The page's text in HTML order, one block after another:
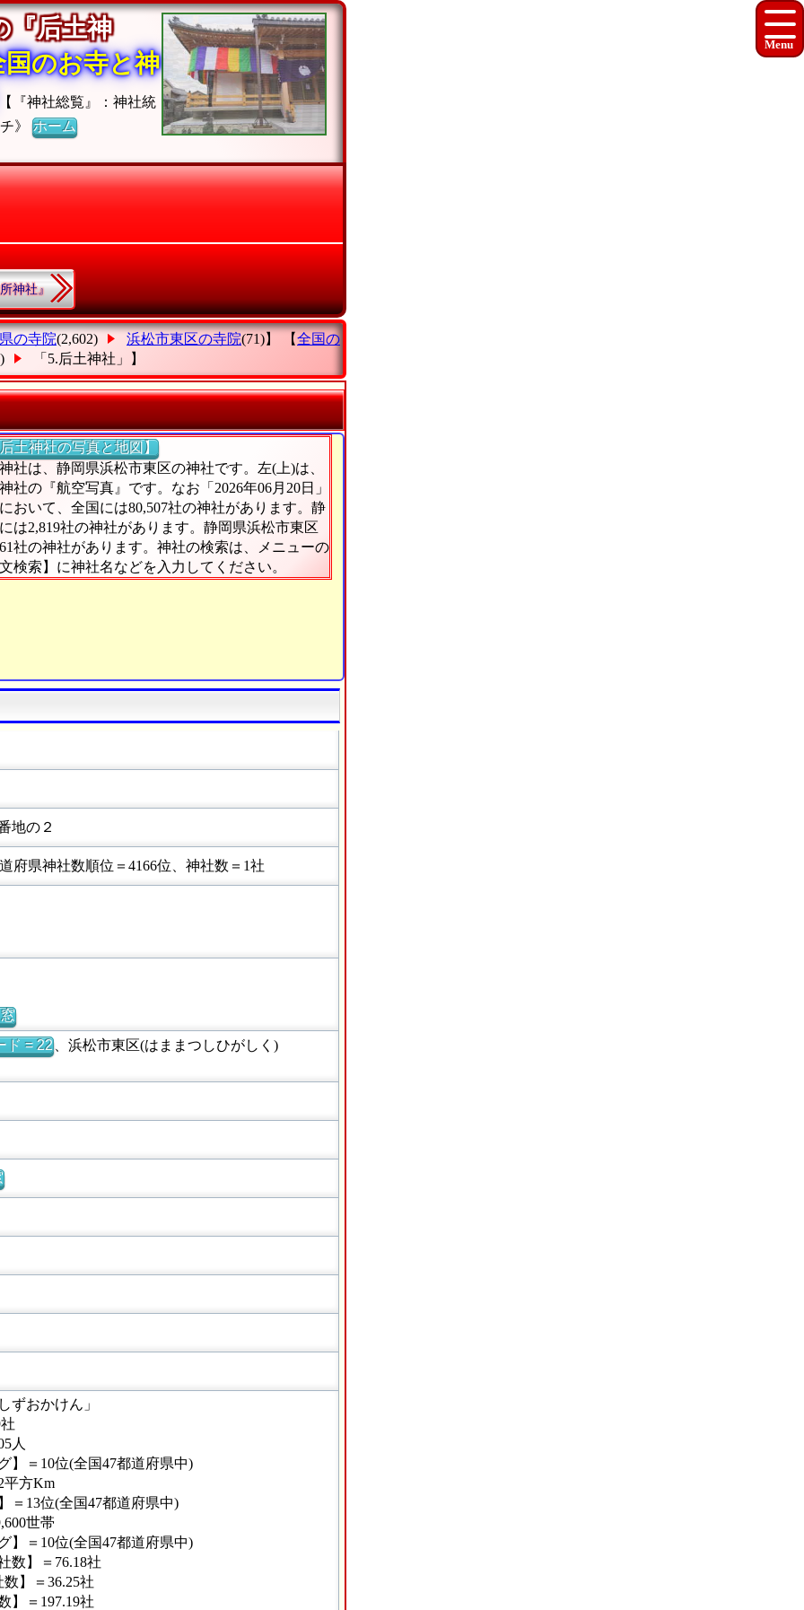
『后土神
国のお寺と神
『神社総覧』：神社統
チ》ホーム
神社』
の寺院(2,602) 浜松市東区の寺院(71)】 【全国の
「5.后土神社」 】
土神社の写真と地図】
社は、静岡県浜松市東区の神社です。左(上)は、
社の『航空写真』です。なお「2026年06月20日」
おいて、全国には80,507社の神社があります。静
は2,819社の神社があります。静岡県浜松市東区
社の神社があります。神社の検索は、メニューの
検索】に神社名などを入力してください。
地の２
県神社数順位＝4166位、神社数＝1社
ド = 22、浜松市東区(はままつしひがしく)
ずおかけん」
人
】＝10位(全国47都道府県中)
平方Km
＝13位(全国47都道府県中)
世帯
】＝10位(全国47都道府県中)
数】＝76.18社
】＝36.25社
】＝197.19社